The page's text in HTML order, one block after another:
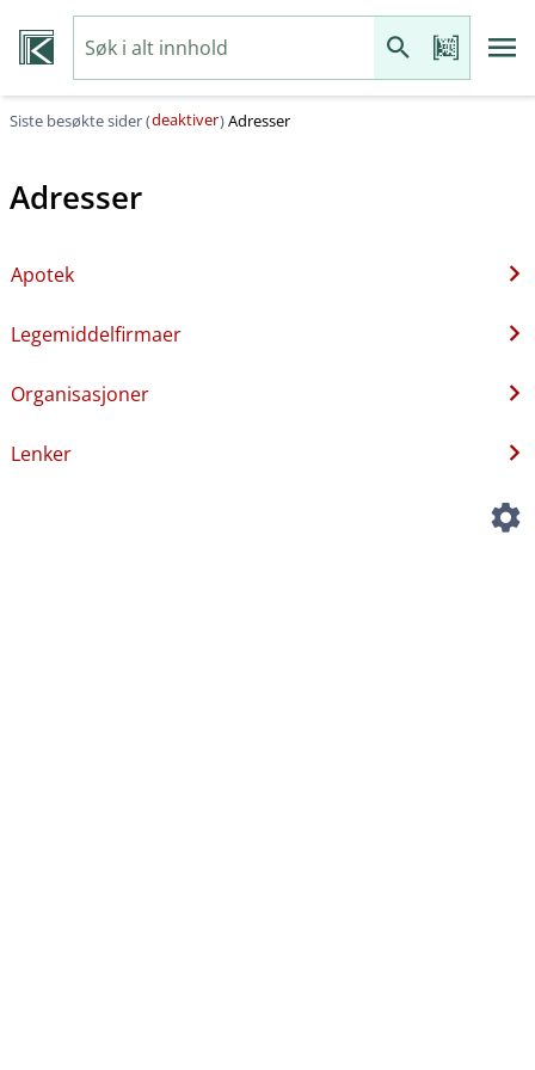
Siste besøkte sider (deaktiver)Adresser
Adresser
Apotek
Legemiddelfirmaer
Organisasjoner
Lenker